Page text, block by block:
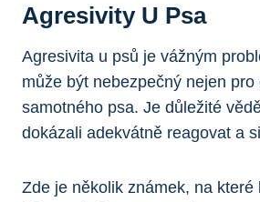
Agresivity U Psa
Agresivita u psů je vážným
může být nebezpečný nejen
samotného psa. Je důležité
dokázali adekvátně reagovat a
Zde je několik známek, na které